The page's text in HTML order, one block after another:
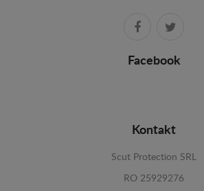
Facebook
Kontakt
Scut Protection SRL
RO 25929276